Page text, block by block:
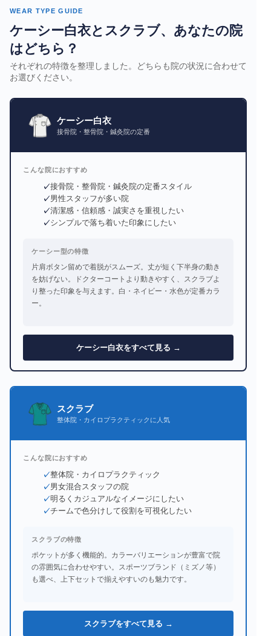
WEAR TYPE GUIDE
ケーシー白衣とスクラブ、あなたの院
はどちら？
それぞれの特徴を整理しました。どちらも院の状況に合わせて
お選びください。
ケーシー白衣
接骨院・整骨院・鍼灸院の定番
こんな院におすすめ
接骨院・整骨院・鍼灸院の定番スタイル
男性スタッフが多い院
清潔感・信頼感・誠実さを重視したい
シンプルで落ち着いた印象にしたい
ケーシー型の特徴
片肩ボタン留めで着脱がスムーズ。丈が短く下半身の動き
を妨げない。ドクターコートより動きやすく、スクラブよ
り整った印象を与えます。白・ネイビー・水色が定番カラ
ー。
ケーシー白衣をすべて見る →
スクラブ
整体院・カイロプラクティックに人気
こんな院におすすめ
整体院・カイロプラクティック
男女混合スタッフの院
明るくカジュアルなイメージにしたい
チームで色分けして役割を可視化したい
スクラブの特徴
ポケットが多く機能的。カラーバリエーションが豊富で院
の雰囲気に合わせやすい。スポーツブランド（ミズノ等）
も選べ、上下セットで揃えやすいのも魅力です。
スクラブをすべて見る →